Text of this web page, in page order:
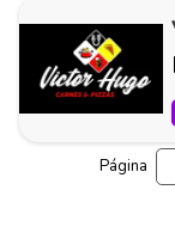
Página